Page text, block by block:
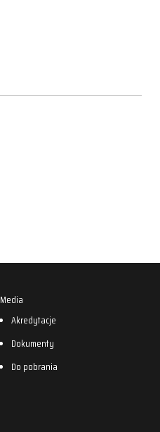
Media
Akredytacje
Dokumenty
Do pobrania